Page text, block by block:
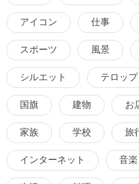
アイコン 仕事
スポーツ 風景
シルエット テロップ
国旗 建物 お
家族 学校 旅
インターネット 音楽